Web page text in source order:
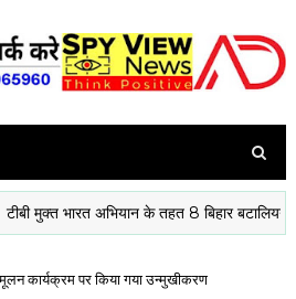
मुक्त भारत अभियान के तहत 8 बिहार बटालियन
कार्यक्रम पर किया गया उन्मुखीकरण